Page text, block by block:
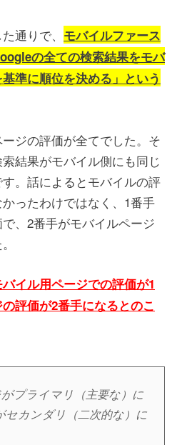
通りで、 モバイルファース
の全ての検索結果をモバ
準に順位を決める」という
ジの評価が全てでした。そ
結果がモバイル側にも同じ
。話によるとモバイルの評
ったわけではなく、1番手
、2番手がモバイルページ
イル用ページでの評価が1
評価が2番手になるとのこ
プライマリ（主要な）に
カンダリ（二次的な）に